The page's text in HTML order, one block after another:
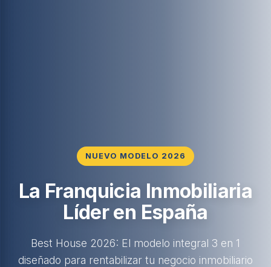
NUEVO MODELO 2026
La Franquicia Inmobiliaria
Líder en España
Best House 2026: El modelo integral 3 en 1
diseñado para rentabilizar tu negocio inmobiliario